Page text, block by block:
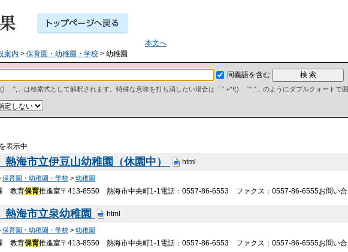
本文へ
案内 > 保育園・幼稚園・学校 > 幼稚園
同義語を含む
",」は検索式として解釈されます。特殊な意味を打ち消したい場合は「" +^!() "","」のようにダブルクォートで囲
表示中
海市立伊豆山幼稚園（休園中） html
保育園・幼稚園・学校> 幼稚園
教育保育推進室〒413-8550 熱海市中央町1-1電話：0557-86-6553 ファクス：0557-86-6555お問い
海市立泉幼稚園 html
保育園・幼稚園・学校> 幼稚園
教育保育推進室〒413-8550 熱海市中央町1-1電話：0557-86-6553 ファクス：0557-86-6555お問い